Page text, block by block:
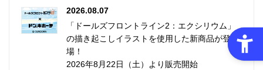
2026.08.07
「ドールズフロントライン2：エクシリウム」
の描き起こしイラストを使用した新商品が登
場！
2026年8月22日（土）より販売開始